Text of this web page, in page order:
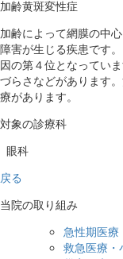
加齢黄斑変性症
加齢によって網膜の中
障害が生じる疾患です
因の第４位となってい
づらさなどがあります
療があります。
対象の診療科
眼科
戻る
当院の取り組み
急性期医療
救急医療・